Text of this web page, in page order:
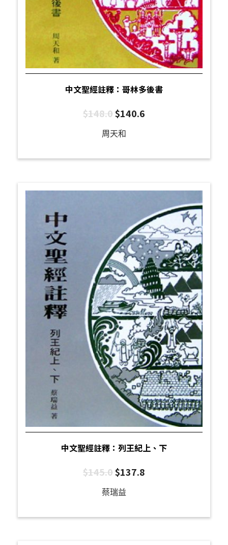
中文聖經註釋：哥林多後書
$148.0$140.6
周天和
中文聖經註釋：列王紀上、下
$145.0$137.8
蔡瑞益